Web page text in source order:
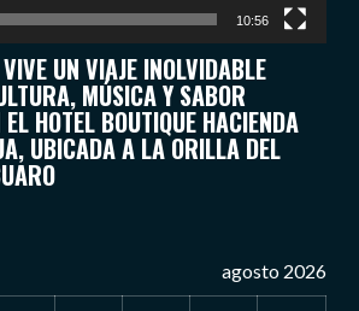
10:56
UN VIAJE INOLVIDABLE
MÚSICA Y SABOR
HOTEL BOUTIQUE HACIENDA
UBICADA A LA ORILLA DEL
agosto 2026